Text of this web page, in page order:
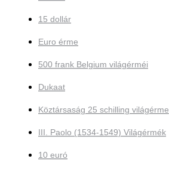
15 dollár
Euro érme
500 frank Belgium világérméi
Dukaat
Köztársaság 25 schilling világérme
III. Paolo (1534-1549) Világérmék
10 euró